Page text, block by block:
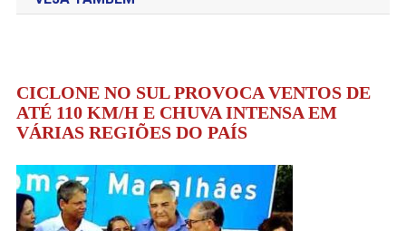
Post
CICLONE NO SUL PROVOCA VENTOS DE
ATÉ 110 KM/H E CHUVA INTENSA EM
VÁRIAS REGIÕES DO PAÍS